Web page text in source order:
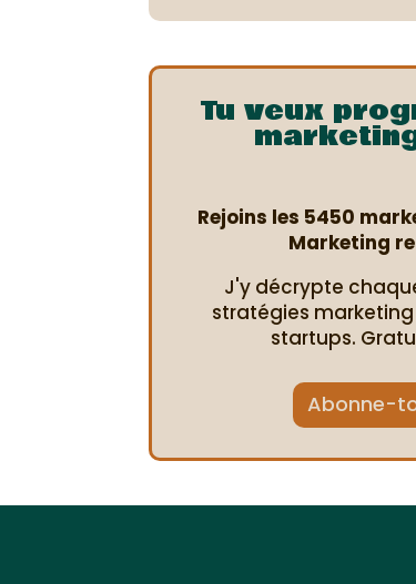
Tu veux
Rejoins les 5450
Marketing
J'y décrypte
stratégies
startups.
Abonne-